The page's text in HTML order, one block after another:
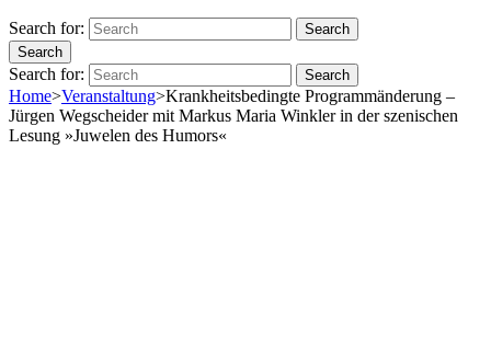
Search for:
Search
Search
Search for: Search
Home>Veranstaltung>Krankheitsbedingte Programmänderung –
Jürgen Wegscheider mit Markus Maria Winkler in der szenischen
Lesung »Juwelen des Humors«